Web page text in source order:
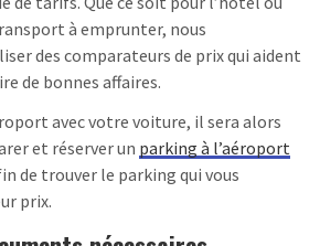
à emprunter, nous
des comparateurs de prix qui aident
de bonnes affaires.
avec votre voiture, il sera alors
et réserver un parking à l’aéroport
de trouver le parking qui vous
prix.